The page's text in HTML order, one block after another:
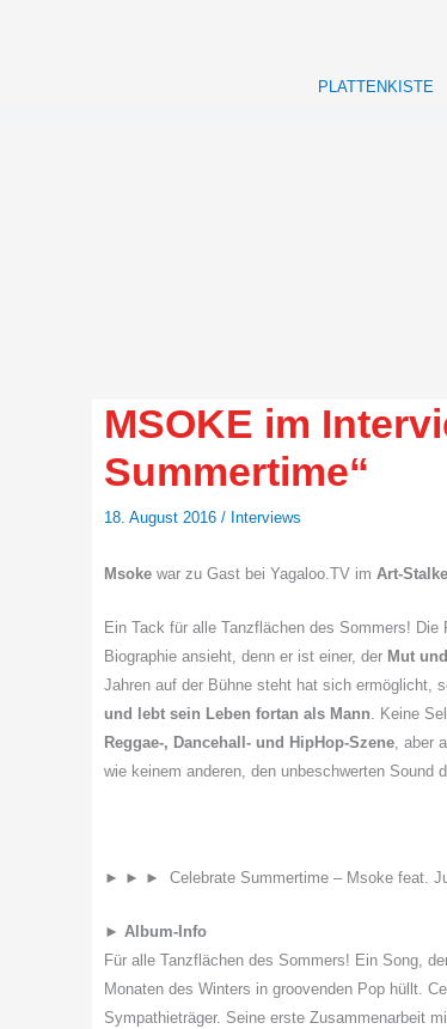
PLATTENKISTE
MSOKE im
Summertime“
18. August 2016 / Interviews
Msoke war zu Gast bei Yagaloo.TV im Art-
Ein Tack für alle Tanzflächen des Sommers!
Biographie ansieht, denn er ist einer, der Mut
Jahren auf der Bühne steht hat sich ermöglicht,
und lebt sein Leben fortan als Mann . Keine
Reggae-, Dancehall- und HipHop-Szene , aber
wie keinem anderen, den unbeschwerten
► ► ► Celebrate Summertime – Msoke feat.
► Album-Info
Für alle Tanzflächen des Sommers! Ein Song,
Monaten des Winters in groovenden Pop hüllt.
Sympathieträger. Seine erste Zusammenarbeit